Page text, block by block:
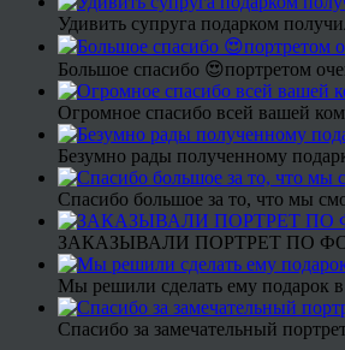
Удивить супруга подарком
Большое спасибо 😍портретом
Огромное спасибо всей вашей
Безумно рады полученному
Спасибо большое за то, что мы
ЗАКАЗЫВАЛИ ПОРТРЕТ ПО
Мы решили сделать ему подарок
Спасибо за замечательный